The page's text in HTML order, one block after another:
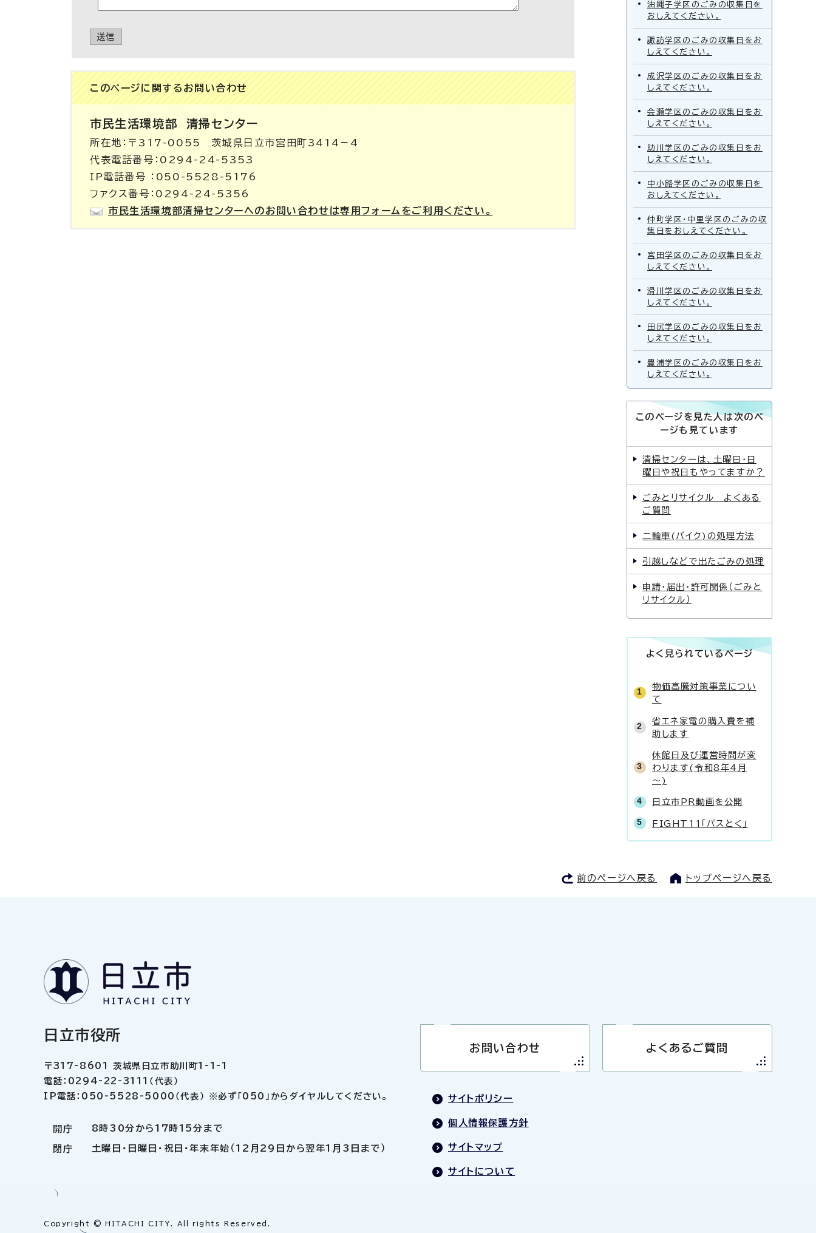
送信
このページに関する お問い合わせ
市民生活環境部 清掃センター
所在地：〒317-0055 茨城県日立市宮田町3414－4
代表電話番号：0294-24-5353
IP電話番号 ：050-5528-5176
ファクス番号：0294-24-5356
市民生活環境部清掃センターへのお問い合わせは専用フォームをご利用ください。
油縄子学区のごみの収集日を
おしえてください。
諏訪学区のごみの収集日をお
しえてください。
成沢学区のごみの収集日をお
しえてください。
会瀬学区のごみの収集日をお
しえてください。
助川学区のごみの収集日をお
しえてください。
中小路学区のごみの収集日を
おしえてください。
仲町学区・中里学区のごみの収
集日をおしえてください。
宮田学区のごみの収集日をお
しえてください。
滑川学区のごみの収集日をお
しえてください。
田尻学区のごみの収集日をお
しえてください。
豊浦学区のごみの収集日をお
しえてください。
このページを見た人は次のペ
ージも見ています
清掃センターは、土曜日・日
曜日や祝日もやってますか？
ごみとリサイクル よくある
ご質問
二輪車(バイク)の処理方法
引越しなどで出たごみの処理
申請・届出・許可関係（ごみと
リサイクル）
よく見られているページ
物価高騰対策事業につい
て
省エネ家電の購入費を補
助します
休館日及び運営時間が変
わります(令和8年4月
～)
日立市PR動画を公開
FIGHT11「パスとく」
前のページへ戻る トップページへ戻る
日立市役所
〒317-8601 茨城県日立市助川町1-1-1
電話：0294-22-3111（代表）
IP電話：050-5528-5000（代表） ※必ず「050」からダイヤルしてください。
開庁 8時30分から17時15分まで
閉庁 土曜日・日曜日・祝日・年末年始（12月29日から翌年1月3日まで）
お問い合わせ よくあるご質問
サイトポリシー
個人情報保護方針
サイトマップ
サイトについて
Copyright © HITACHI CITY. All rights Reserved.